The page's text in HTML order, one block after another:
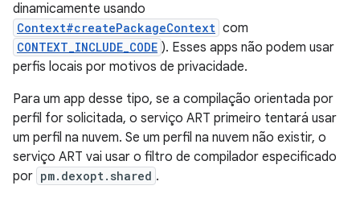
dinamicamente usando
Context#createPackageContext com
CONTEXT_INCLUDE_CODE ). Esses apps não podem usar
perfis locais por motivos de privacidade.
Para um app desse tipo, se a compilação orientada por
perfil for solicitada, o serviço ART primeiro tentará usar
um perfil na nuvem. Se um perfil na nuvem não existir, o
serviço ART vai usar o filtro de compilador especificado
por pm.dexopt.shared .